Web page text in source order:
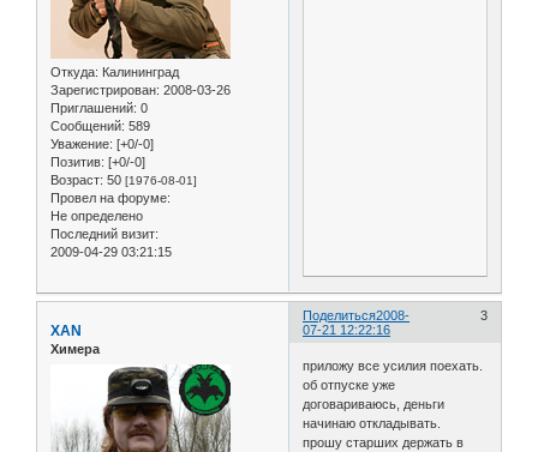
Откуда: Калининград
Зарегистрирован: 2008-03-26
Приглашений: 0
Сообщений: 589
Уважение: [+0/-0]
Позитив: [+0/-0]
Возраст: 50 [1976-08-01]
Провел на форуме:
Не определено
Последний визит:
2009-04-29 03:21:15
Поделиться 3
2008-
07-21 12:22:16
XAN
Химера
приложу все усилия поехать.
об отпуске уже
договариваюсь, деньги
начинаю откладывать.
прошу старших держать в